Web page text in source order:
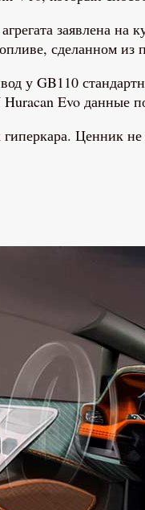
заявлена
сделанном
у GB110
Evo данные
Ценник